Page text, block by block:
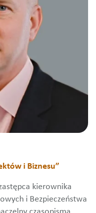
i Biznesu”
kierownika
i Bezpieczeństwa